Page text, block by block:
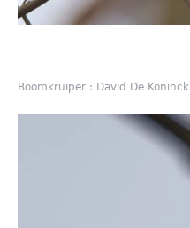
Boomkruiper : David De Koninck